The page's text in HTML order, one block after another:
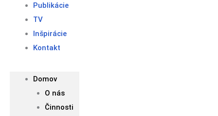
Publikácie
TV
Inšpirácie
Kontakt
Domov
O nás
Činnosti